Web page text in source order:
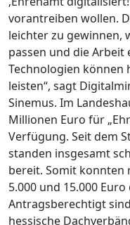
vorantreiben wollen.
leichter zu gewinnen,
passen und die
Technologien können
leisten“, sagt
Sinemus. Im
Millionen Euro für
Verfügung. Seit dem
standen insgesamt
bereit. Somit konnten
5.000 und 15.000
Antragsberechtigt
hessische